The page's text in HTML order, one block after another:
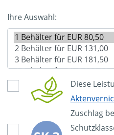
Ihre Auswahl:
Diese
Zuschlag